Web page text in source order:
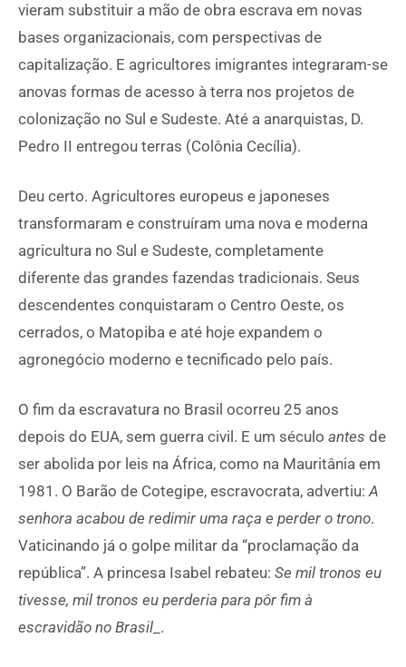
vieram substituir a mão de obra escrava em novas
bases organizacionais, com perspectivas de
capitalização. E agricultores imigrantes integraram-se
anovas formas de acesso à terra nos projetos de
colonização no Sul e Sudeste. Até a anarquistas, D.
Pedro II entregou terras (Colônia Cecília).
Deu certo. Agricultores europeus e japoneses
transformaram e construíram uma nova e moderna
agricultura no Sul e Sudeste, completamente
diferente das grandes fazendas tradicionais. Seus
descendentes conquistaram o Centro Oeste, os
cerrados, o Matopiba e até hoje expandem o
agronegócio moderno e tecnificado pelo país.
O fim da escravatura no Brasil ocorreu 25 anos
depois do EUA, sem guerra civil. E um século antes de
ser abolida por leis na África, como na Mauritânia em
1981. O Barão de Cotegipe, escravocrata, advertiu:A
senhora acabou de redimir uma raça e perder o trono.
Vaticinando já o golpe militar da “proclamação da
república”. A princesa Isabel rebateu: Se mil tronos eu
tivesse, mil tronos eu perderia para pôr fim à
escravidão no Brasil _.